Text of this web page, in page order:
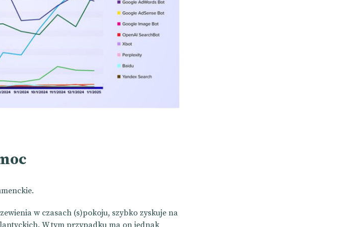
w czasach (s)pokoju, szybko zyskuje na
W tym przypadku ma on jednak